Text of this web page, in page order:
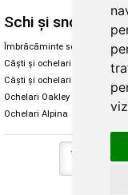
Schi și snowboard
Îmbrăcăminte schi și
Căști și ochelari de iarnă
Căști și ochelari Alpina
Ochelari Oakley
Ochelari Alpina